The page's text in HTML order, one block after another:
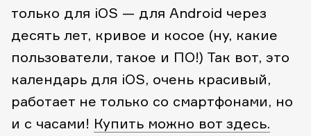
только для iOS — для Android через
десять лет, кривое и косое (ну, какие
пользователи, такое и ПО!) Так вот, это
календарь для iOS, очень красивый,
работает не только со смартфонами, но
и с часами! Купить можно вот здесь.